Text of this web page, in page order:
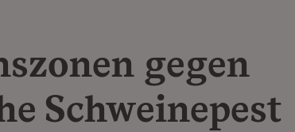
gegen
Schweinepest